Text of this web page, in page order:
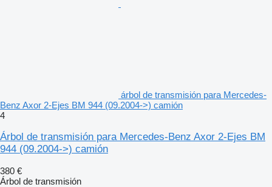
árbol de transmisión para Mercedes-
Benz Axor 2-Ejes BM 944 (09.2004->) camión
4
Árbol de transmisión para Mercedes-Benz Axor 2-Ejes BM
944 (09.2004->) camión
380 €
Árbol de transmisión